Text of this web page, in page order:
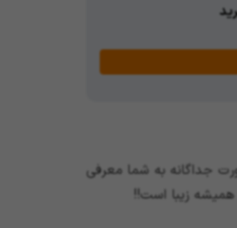
جداگانه به شما معرفی
زیبا است!!